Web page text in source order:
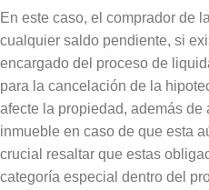
En este caso, el comprador de
cualquier saldo pendiente, si
encargado del proceso de
para la cancelación de la
afecte la propiedad, además de
inmueble en caso de que esta
crucial resaltar que estas
categoría especial dentro del